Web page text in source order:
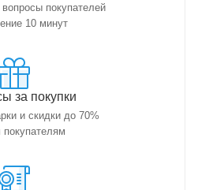
покупателей
10 минут
за покупки
и скидки до 70%
покупателям